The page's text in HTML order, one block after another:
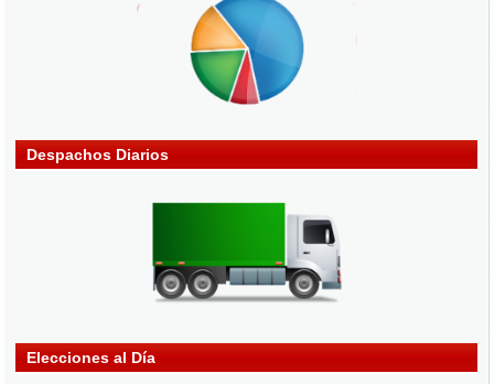
Despachos Diarios
Elecciones al Día